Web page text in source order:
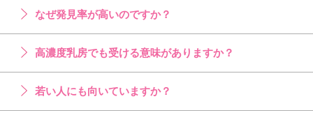
なぜ発見率が高いのですか？
高濃度乳房でも受ける意味がありますか？
若い人にも向いていますか？